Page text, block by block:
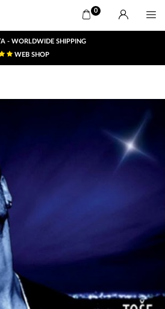
0
- WORLDWIDE SHIPPING
WEB SHOP